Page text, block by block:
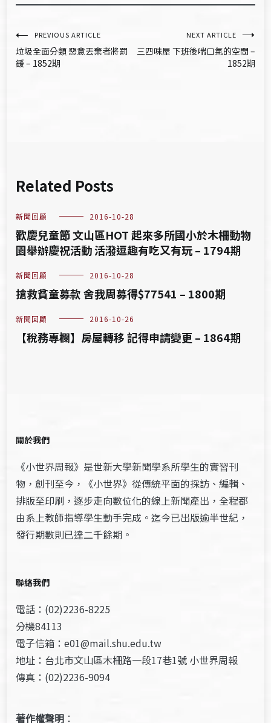
文
章
PREVIOUS ARTICLE
垃圾全面分類 惡意丟棄者將罰
鍰 – 1852期
NEXT ARTICLE
三四味屋 下班後喘口氣的空間 –
1852期
Related Posts
新聞回顧 2016-10-28
歡慶兒童節 文山區HOT 起來多所國小於木柵動物
園舉辦慶祝活動 活潑逗趣有吃又有玩 – 1794期
新聞回顧 2016-10-28
搶救貧童募款 舍我周募得$77541 – 1800期
新聞回顧 2016-10-26
【稅務專欄】房屋轉移 記得申請變更 – 1864期
關於我們
《小世界周報》是世新大學新聞學系所學生的實習刊
物，創刊至今，《小世界》從傳統平面的採訪、編輯、
排版至印刷，逐步走向數位化的線上新聞產出，全程都
由系上教師指導學生動手完成。迄今已出版逾半世紀，
發行期數則已達二千餘期。
聯絡我們
電話：(02)2236-8225
分機84113
電子信箱：e01@mail.shu.edu.tw
地址：台北市文山區木柵路一段17巷1號 小世界周報
傳真：(02)2236-9094
著作權聲明 ：